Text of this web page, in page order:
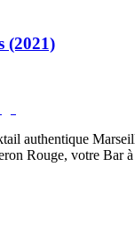
(2021)
authentique
Rouge, votre Bar